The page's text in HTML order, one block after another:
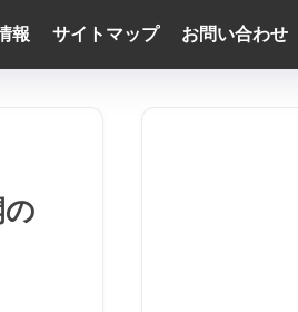
報 サイトマップ お問い合わせ